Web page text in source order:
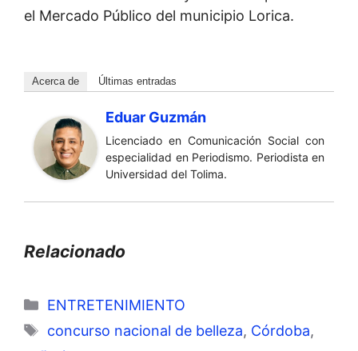
el Mercado Público del municipio Lorica.
Acerca de Últimas entradas
Eduar Guzmán
Licenciado en Comunicación Social con
especialidad en Periodismo. Periodista en
Universidad del Tolima.
Relacionado
Categorías
ENTRETENIMIENTO
Etiquetas
concurso nacional de belleza, Córdoba,